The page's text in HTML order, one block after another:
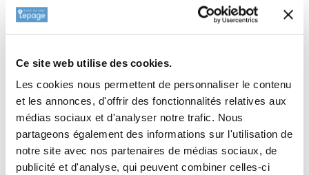
Ce site web utilise des cookies.
Les cookies nous permettent de personnaliser le contenu
et les annonces, d'offrir des fonctionnalités relatives aux
médias sociaux et d'analyser notre trafic. Nous
partageons également des informations sur l'utilisation de
notre site avec nos partenaires de médias sociaux, de
publicité et d'analyse, qui peuvent combiner celles-ci
Famille : Aizoaceae
Genre : DELOSPERMA
Complément : 0
Plantation deDELOSPERMA
nubigenum
La plantation d’une vivace est une opération très simple. Faire
un trou de 2 à 3 fois la taille du pot. Ameublir au fond du trou
et venir écraser la terre meuble avec la motte de votre